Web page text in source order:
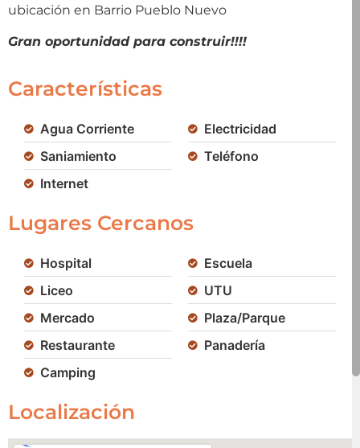
ubicación en Barrio Pueblo Nuevo
Gran oportunidad para construir!!!!
Características
Agua Corriente
Electricidad
Saniamiento
Teléfono
Internet
Lugares Cercanos
Hospital
Escuela
Liceo
UTU
Mercado
Plaza/Parque
Restaurante
Panadería
Camping
Localización